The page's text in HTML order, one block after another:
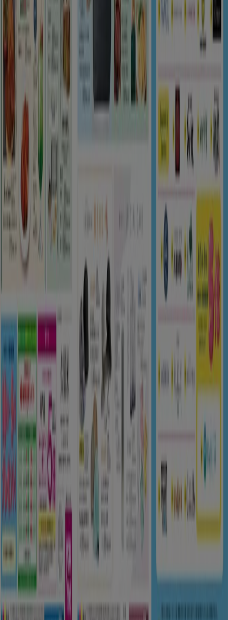
Tiendeoは世界中でのローカルショッピングを改革するIT企
業Shopfullyの一社です。
Tiendeo
私たちが行うこと
ビジネスソリューションをみる
ニュース・メディア
マーケテイング＆ビジネスリクエスト
地図上で店舗が誤った場所にあります
週にいちど広告のフィードバック
技術的な問題と一般的なフィードバック
検索方法
ブランド
地元ブランド
割引情報
近くのお店
製品紹介
地元産品
Tiendeoアプリ